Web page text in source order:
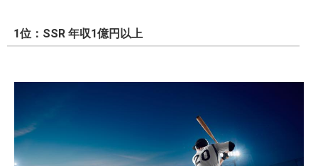
1位：SSR 年収1億円以上